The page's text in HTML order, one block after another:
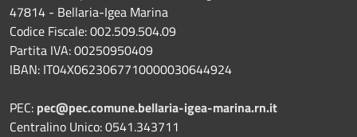
47814 - Bellaria-Igea Marina
Codice Fiscale: 002.509.504.09
Partita IVA: 00250950409
IBAN: IT04X0623067710000030644924
PEC: pec@pec.comune.bellaria-igea-marina.rn.it
Centralino Unico: 0541.343711